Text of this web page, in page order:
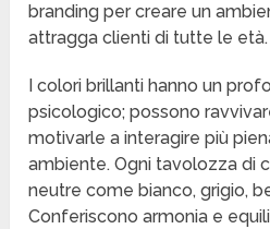
branding per creare un
attragga clienti di tutte le età.
I colori brillanti hanno un
psicologico; possono
motivarle a interagire più
ambiente. Ogni tavolozza di
neutre come bianco, grigio,
Conferiscono armonia e